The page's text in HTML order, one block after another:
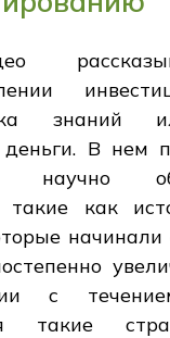
знаний
деньги. В нем
научно
такие как
начинали
с
такие